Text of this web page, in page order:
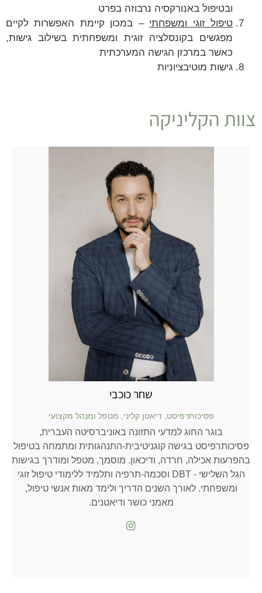
ובטיפול באנורקסיה נרבוזה בפרט
טיפול זוגי ומשפחתי – במכון קיימת האפשרות לקיים
מפגשים בקונסלציה זוגית ומשפחתית בשילוב גישות,
כאשר במרכזן הגישה המערכתית
גישות מוטיבציוניות
צוות הקליניקה
שחרכוכבי
פסיכותרפיסט, דיאטן קליני, מטפל ומנהל מקצועי
בוגר החוג למדעי התזונה באוניברסיטה העברית,
פסיכותרפיסט בגישה קוגניטיבית-התנהגותית ומתמחה בטיפול
בהפרעות אכילה, חרדה, ודיכאון. מוסמך, מטפל ומודרך בגישות
הגל השלישי - DBT וסכמה-תרפיה ותלמיד ללימודי טיפול זוגי
ומשפחתי. לאורך השנים הדריך ולימד מאות אנשי טיפול,
מאמני כושר ודיאטנים.